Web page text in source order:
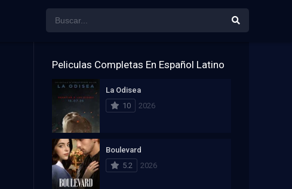
Peliculas Completas En Español Latino
La Odisea
10
2026
Boulevard
5.2
2026